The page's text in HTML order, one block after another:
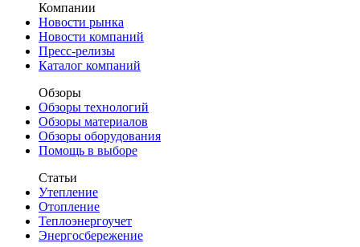
Компании
Новости рынка
Новости компаний
Пресс-релизы
Каталог компаний
Обзоры
Обзоры технологий
Обзоры материалов
Обзоры оборудования
Помощь в выборе
Статьи
Утепление
Отопление
Теплоэнергоучет
Энергосбережение